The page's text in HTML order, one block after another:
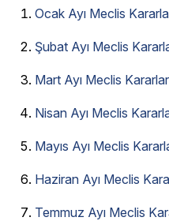
Ocak Ayı Meclis
Şubat Ayı Meclis
Mart Ayı Meclis
Nisan Ayı Meclis
Mayıs Ayı Meclis
Haziran Ayı Meclis
Temmuz Ayı Meclis